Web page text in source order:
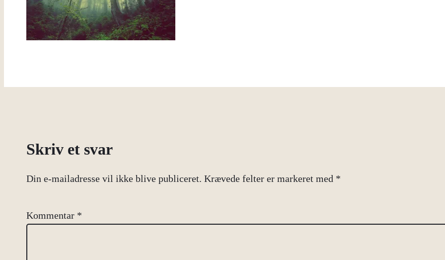
Skriv et svar
Din e-mailadresse vil ikke blive publiceret. Krævede felter er markeret med *
Kommentar *